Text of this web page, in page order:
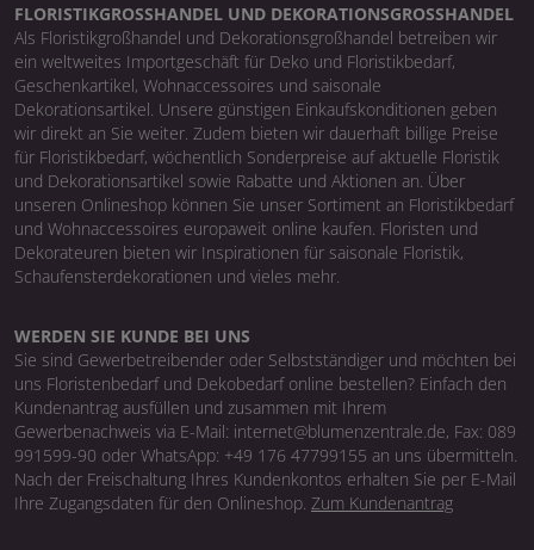
FLORISTIKGROSSHANDEL UND DEKORATIONSGROSSHANDEL
Als Floristikgroßhandel und Dekorationsgroßhandel betreiben wir
ein weltweites Importgeschäft für Deko und Floristikbedarf,
Geschenkartikel, Wohnaccessoires und saisonale
Dekorationsartikel. Unsere günstigen Einkaufskonditionen geben
wir direkt an Sie weiter. Zudem bieten wir dauerhaft billige Preise
für Floristikbedarf, wöchentlich Sonderpreise auf aktuelle Floristik
und Dekorationsartikel sowie Rabatte und Aktionen an. Über
unseren Onlineshop können Sie unser Sortiment an Floristikbedarf
und Wohnaccessoires europaweit online kaufen. Floristen und
Dekorateuren bieten wir Inspirationen für saisonale Floristik,
Schaufensterdekorationen und vieles mehr.
WERDEN SIE KUNDE BEI UNS
Sie sind Gewerbetreibender oder Selbstständiger und möchten bei
uns Floristenbedarf und Dekobedarf online bestellen? Einfach den
Kundenantrag ausfüllen und zusammen mit Ihrem
Gewerbenachweis via E-Mail: internet@blumenzentrale.de, Fax: 089
991599-90 oder WhatsApp: +49 176 47799155 an uns übermitteln.
Nach der Freischaltung Ihres Kundenkontos erhalten Sie per E-Mail
Ihre Zugangsdaten für den Onlineshop. Zum Kundenantrag